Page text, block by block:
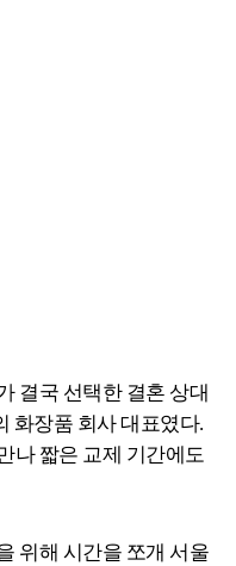
결국 선택한 결혼 상대
화장품 회사 대표였다.
나 짧은 교제 기간에도
위해 시간을 쪼개 서울